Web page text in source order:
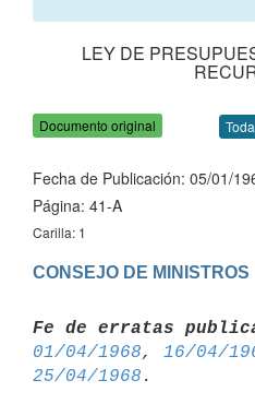
LEY DE
Documento original
Fecha de Publicación: 05/01/
Página: 41-A
Carilla: 1
CONSEJO DE MINISTROS
Fe de erratas
01/04/1968, 16/04/
25/04/1968